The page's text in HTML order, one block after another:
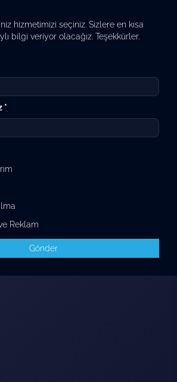
hizmetimizi seçiniz. Sizlere en kısa
bilgi veriyor olacağız. Teşekkürler.
*
Reklam
Gönder